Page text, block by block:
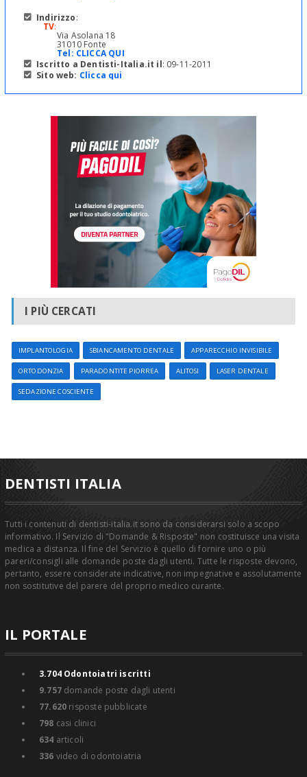
Indirizzo:
TV:
Via Asolana 18
31010 Fonte
Tel: CLICCA QUI
Iscritto a Dentisti-Italia.it il: 09-11-2011
Sito web: Clicca qui
I PIÙ CERCATI
IMPLANTOLOGIA SBIANCAMENTO DENTALE APPARECCHIO INVISIBILE
ORTODONZIA PARADONTITE PIORREA ALITOSI LASER DENTALE
SEDAZIONE COSCIENTE
DENTISTI ITALIA
Tutti i contenuti di dentisti-italia.it sono da considerarsi solo a scopo
informativo. Il Servizio di "Domande & Risposte" non costituisce una visita
medica a distanza. Il fine del Servizio è quello di fornire uno o più
pareri/consigli alle domande poste dagli utenti. Tutte le risposte devono,
pertanto, essere considerate indicative, non impegnative e assolutamente
non sostitutive del parere del proprio medico curante.
IL PORTALE
3.704Odontoiatri iscritti
9.757domande poste dagli utenti
77.620 risposte pubblicate
798 casi clinici
634 articoli
336 video di odontoiatria